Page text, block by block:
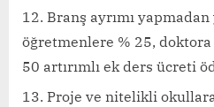
Branş ayrımı
öğretmenlere % 25,
50 artırımlı ek ders ücreti
Proje ve nitelikli